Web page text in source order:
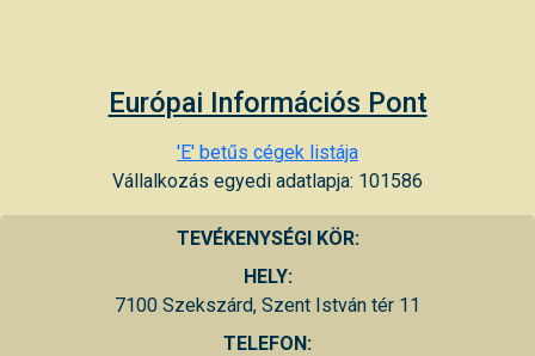
Európai Információs Pont
'E' betűs cégek listája
Vállalkozás egyedi adatlapja: 101586
TEVÉKENYSÉGI KÖR:
HELY:
7100 Szekszárd, Szent István tér 11
TELEFON: